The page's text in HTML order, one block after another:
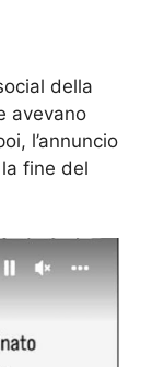
della
avevano
l’annuncio
fine del